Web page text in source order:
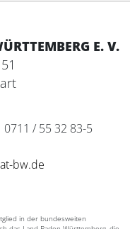
E. V.
0711 / 55 32 83-5
bw.de
in der bundesweiten